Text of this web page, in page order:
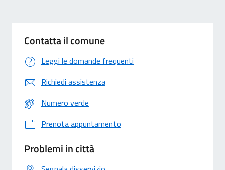
Contatta il comune
Leggi le domande frequenti
Richiedi assistenza
Numero verde
Prenota appuntamento
Problemi in città